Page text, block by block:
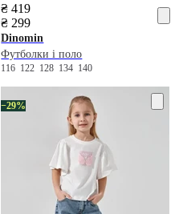
₴ 419
₴ 299
Dinomin
Футболки і поло
116 122 128 134 140
−29%